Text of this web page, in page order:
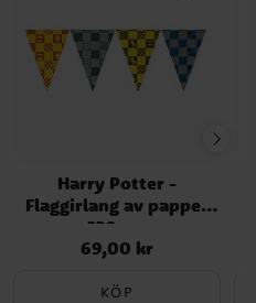
Harry Potter -
Flaggirlang av papper
230 cm
Pris:69,00 kr
69,00 kr
KÖP